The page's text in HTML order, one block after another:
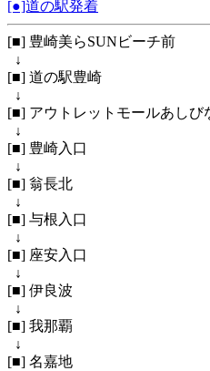
[●]道の駅発着
[■] 豊崎美らSUNビーチ前
↓
[■] 道の駅豊崎
↓
[■] アウトレットモールあしび
↓
[■] 豊崎入口
↓
[■] 翁長北
↓
[■] 与根入口
↓
[■] 座安入口
↓
[■] 伊良波
↓
[■] 我那覇
↓
[■] 名嘉地